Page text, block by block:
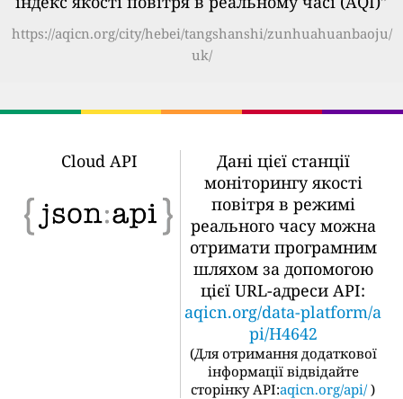
https://aqicn.org/city/hebei/tangshanshi/zunhuahuanbaoju/
uk/
Cloud API
Дані цієї станції
моніторингу якості
повітря в режимі
реального часу можна
отримати програмним
шляхом за допомогою
цієї URL-адреси API:
aqicn.org/data-platform/a
pi/H4642
(Для отримання додаткової
інформації відвідайте
сторінку API:aqicn.org/api/ )